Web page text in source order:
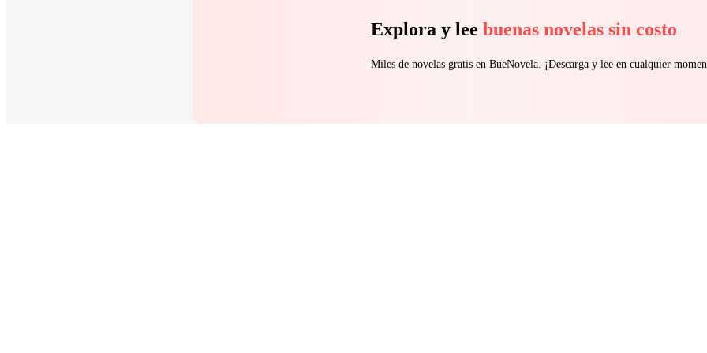
Explora y lee buenas novelas sin costo
Miles de novelas gratis en BueNovela. ¡Descarga y lee en cualquier